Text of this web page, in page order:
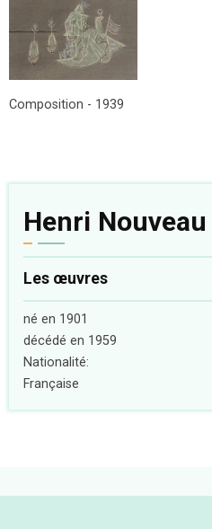
Composition - 1939
Henri Nouveau
Les œuvres
né en 1901
décédé en 1959
Nationalité:
Française